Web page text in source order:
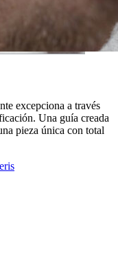
excepciona a través
Una guía creada
pieza única con total